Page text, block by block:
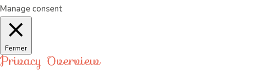
Manage consent
Fermer
Privacy Overview